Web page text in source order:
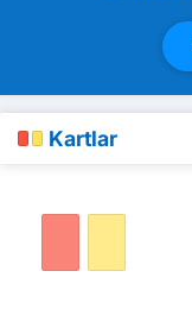
Kartlar